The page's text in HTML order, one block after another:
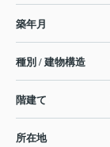
築年月
種別 / 建物構造
階建て
所在地